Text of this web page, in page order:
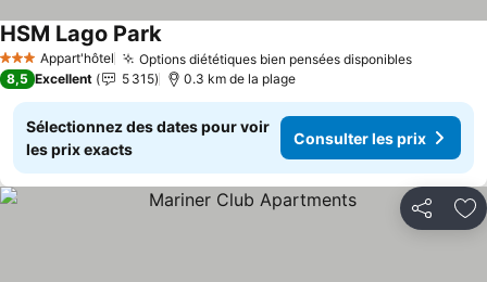
3 ÉtoilesAppart'hôtel Options diététiques bien pensées disponibles
HSM Lago Park
8,5 Excellent 5 315 0.3 km de la plage
Sélectionnez des dates pour voir
les prix exacts
Consulter les prix
Partager